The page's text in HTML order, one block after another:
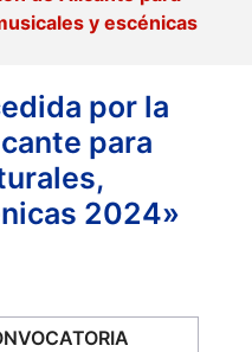
y escénicas
por la
para
2024»